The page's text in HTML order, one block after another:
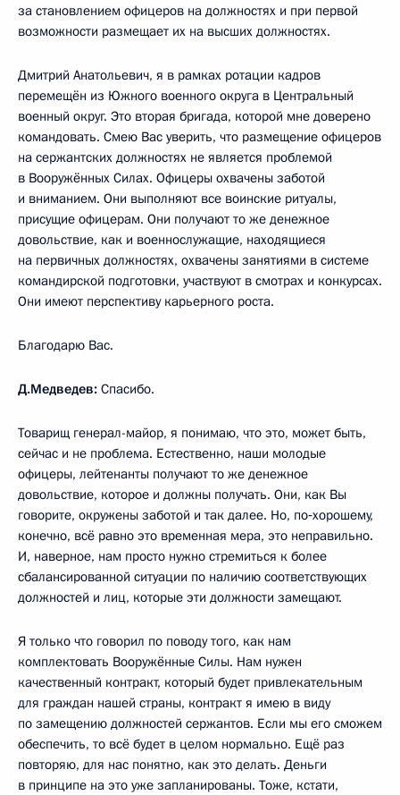
за становлением офицеров на должностях и при первой
возможности размещает их на высших должностях.
Дмитрий Анатольевич, я в рамках ротации кадров
перемещён из Южного военного округа в Центральный
военный округ. Это вторая бригада, которой мне доверено
командовать. Смею Вас уверить, что размещение офицеров
на сержантских должностях не является проблемой
в Вооружённых Силах. Офицеры охвачены заботой
и вниманием. Они выполняют все воинские ритуалы,
присущие офицерам. Они получают то же денежное
довольствие, как и военнослужащие, находящиеся
на первичных должностях, охвачены занятиями в системе
командирской подготовки, участвуют в смотрах и конкурсах.
Они имеют перспективу карьерного роста.
Благодарю Вас.
Д.Медведев: Спасибо.
Товарищ генерал-майор, я понимаю, что это, может быть,
сейчас и не проблема. Естественно, наши молодые
офицеры, лейтенанты получают то же денежное
довольствие, которое и должны получать. Они, как Вы
говорите, окружены заботой и так далее. Но, по‑хорошему,
конечно, всё равно это временная мера, это неправильно.
И, наверное, нам просто нужно стремиться к более
сбалансированной ситуации по наличию соответствующих
должностей и лиц, которые эти должности замещают.
Я только что говорил по поводу того, как нам
комплектовать Вооружённые Силы. Нам нужен
качественный контракт, который будет привлекательным
для граждан нашей страны, контракт я имею в виду
по замещению должностей сержантов. Если мы его сможем
обеспечить, то всё будет в целом нормально. Ещё раз
повторяю, для нас понятно, как это делать. Деньги
в принципе на это уже запланированы. Тоже, кстати,